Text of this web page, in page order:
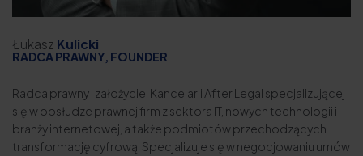
Łukasz Kulicki
RADCA PRAWNY, FOUNDER
Radca prawny i założyciel Kancelarii After Legal specjalizującej
się w obsłudze prawnej firm z sektora IT, nowych technologii i
branży internetowej, a także podmiotów przechodzących
transformację cyfrową. Specjalizuje się w negocjowaniu umów